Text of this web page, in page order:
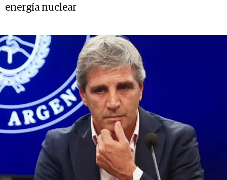
energía nuclear